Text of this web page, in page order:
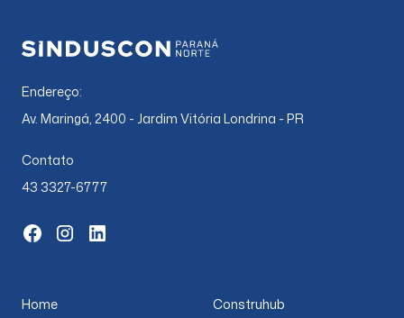
Endereço:
Av. Maringá, 2400 - Jardim Vitória Londrina - PR
Contato
43 3327-6777
Home
Construhub